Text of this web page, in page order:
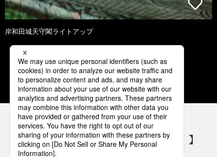
岸和田城天守閣ライトアップ
1 2 3 4 5
パナソニックの電気設備 SNSアカウント